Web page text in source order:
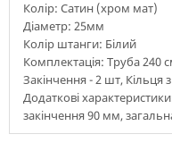
Колір: Сатин (хром мат)
Діаметр: 25мм
Колір штанги: Білий
Комплектація: Труба 240
Закінчення - 2 шт, Кільця
Додаткові
закінчення 90 мм,